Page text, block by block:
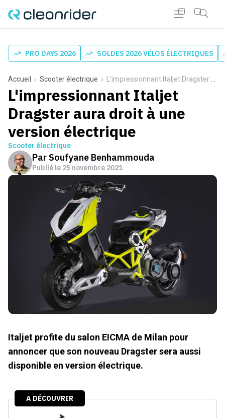
PRO DAYS 2026 SOLDES 2026 VÉLOS ÉLECTRIQUES
Accueil Scooter électrique L'impressionnant Italjet Dragster aura droit à une version électrique
L'impressionnant Italjet
Dragster aura droit à une
version électrique
Scooter électrique
Par Soufyane Benhammouda
Publié le 25 novembre 2021
Italjet profite du salon EICMA de Milan pour
annoncer que son nouveau Dragster sera aussi
disponible en version électrique.